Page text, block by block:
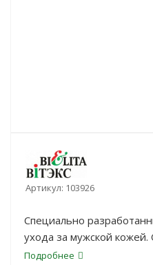
Артикул: 103926
Специально
ухода за мужской кожей.
нежирной текстурой,
Подробнее